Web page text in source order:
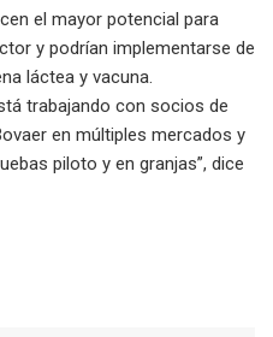
el mayor potencial para
y podrían implementarse de
láctea y vacuna.
trabajando con socios de
en múltiples mercados y
piloto y en granjas”, dice